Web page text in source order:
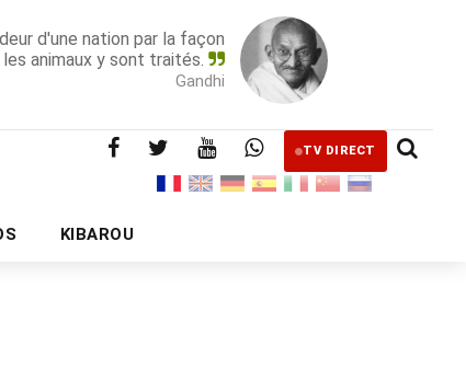
d'une nation par la façon
animaux y sont traités.
Gandhi
TV DIRECT
KIBAROU